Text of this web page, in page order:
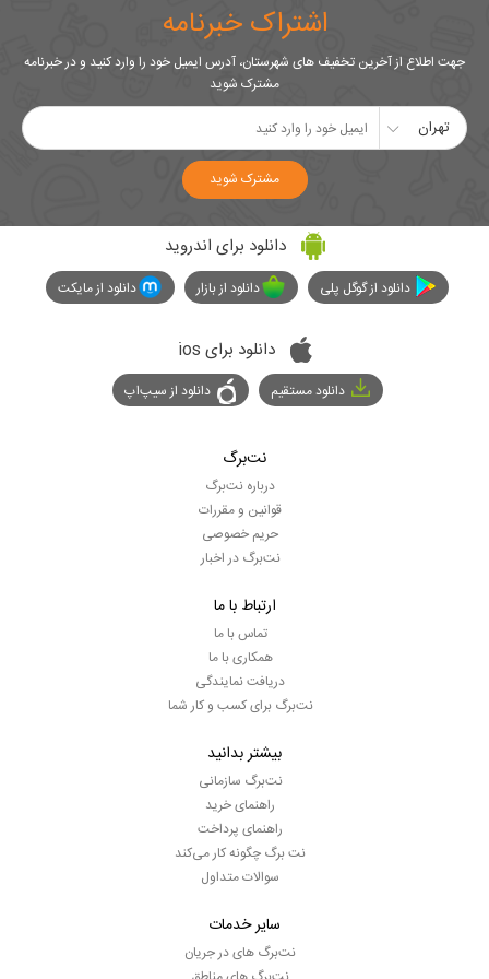
اشتراک خبرنامه
جهت اطلاع از آخرین تخفیف های شهرستان، آدرس ایمیل خود را وارد کنید و در خبرنامه
مشترک شوید
تهران
مشترک شوید
دانلود برای اندروید
دانلود از گوگل پلی دانلود از بازار دانلود از مایکت
دانلود برای ios
دانلود مستقیم دانلود از سیپ‌اپ
نت‌برگ
درباره نت‌برگ
قوانین و مقررات
حریم خصوصی
نت‌برگ در اخبار
ارتباط با ما
تماس با ما
همکاری با ما
دریافت نمایندگی
نت‌برگ برای کسب و کار شما
بیشتر بدانید
نت‌برگ سازمانی
راهنمای خرید
راهنمای پرداخت
نت برگ چگونه کار می‌کند
سوالات متداول
سایر خدمات
نت‌برگ های در جریان